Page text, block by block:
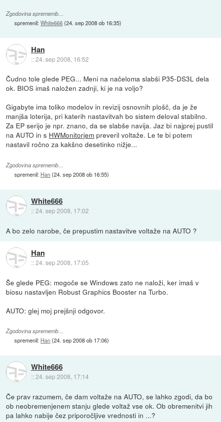
Zgodovina sprememb…
spremenil:White666(24. sep 2008 ob 16:35)
Han
::24. sep 2008, 16:52
Čudno tole glede PEG... Meni na načeloma slabši P35-DS3L dela
ok. BIOS imaš naložen zadnji, ki je na voljo?
Gigabyte ima toliko modelov in revizij osnovnih plošč, da je že
manjša loterija, pri katerih nastavitvah bo sistem deloval stabilno.
Za EP serijo je npr. znano, da se slabše navija. Jaz bi najprej pustil
na AUTO in s HWMonitorjem preveril voltaže. Le te bi potem
nastavil ročno za kakšno desetinko nižje...
Zgodovina sprememb…
spremenil: Han(24. sep 2008 ob 16:55)
White666
::24. sep 2008, 17:02
A bo zelo narobe, če prepustim nastavitve voltaže na AUTO ?
Han
::24. sep 2008, 17:05
Še glede PEG: mogoče se Windows zato ne naloži, ker imaš v
biosu nastavljen Robust Graphics Booster na Turbo.
AUTO: glej moj prejšnji odgovor.
Zgodovina sprememb…
spremenil: Han(24. sep 2008 ob 17:06)
White666
::24. sep 2008, 17:14
Če prav razumem, če dam voltaže na AUTO, se lahko zgodi, da bo
ob neobremenjenem stanju glede voltaž vse ok. Ob obremenitvi jih
pa lahko nabije čez priporočljive vrednosti in ...?